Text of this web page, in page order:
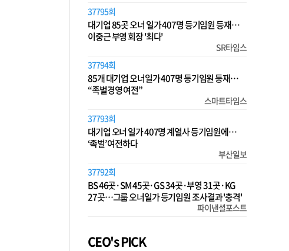
37795회
대기업 85곳 오너 일가 407명 등기임원 등재…
이중근 부영 회장 '최다'
SR타임스
37794회
85개 대기업 오너일가 407명 등기임원 등재…
“족벌경영 여전”
스마트타임스
37793회
대기업 오너 일가 407명 계열사 등기임원에…
‘족벌’ 여전하다
부산일보
37792회
BS 46곳·SM 45곳·GS 34곳·부영 31곳·KG
27곳…그룹 오너일가 등기임원 조사결과 '충격'
파이낸셜포스트
CEO's PICK